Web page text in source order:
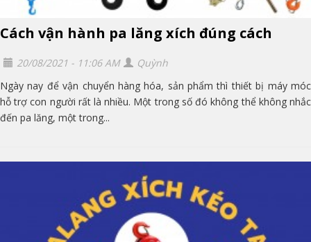
Cách vận hành pa lăng xích đúng cách
20/08/2021 - 11:06 AM
Quỳnh
Ngày nay để vận chuyển hàng hóa, sản phẩm thì thiết bị máy móc
hỗ trợ con người rất là nhiều. Một trong số đó không thể không nhắc
đến pa lăng, một trong...